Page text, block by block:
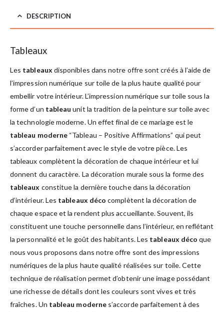
DESCRIPTION
Tableaux
Les tableaux disponibles dans notre offre sont créés à l’aide de
l’impression numérique sur toile de la plus haute qualité pour
embellir votre intérieur. L’impression numérique sur toile sous la
forme d’un tableau unit la tradition de la peinture sur toile avec
la technologie moderne. Un effet final de ce mariage est le
tableau moderne “Tableau – Positive Affirmations” qui peut
s’accorder parfaitement avec le style de votre pièce. Les
tableaux complètent la décoration de chaque intérieur et lui
donnent du caractère. La décoration murale sous la forme des
tableaux constitue la dernière touche dans la décoration
d’intérieur. Les tableaux déco complètent la décoration de
chaque espace et la rendent plus accueillante. Souvent, ils
constituent une touche personnelle dans l’intérieur, en reflétant
la personnalité et le goût des habitants. Les tableaux déco que
nous vous proposons dans notre offre sont des impressions
numériques de la plus haute qualité réalisées sur toile. Cette
technique de réalisation permet d’obtenir une image possédant
une richesse de détails dont les couleurs sont vives et très
fraîches. Un tableau modernes’accorde parfaitement à des